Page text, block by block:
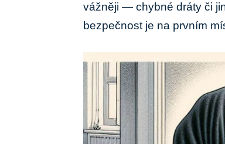
vážněji — chybné dráty či
bezpečnost je na prvním